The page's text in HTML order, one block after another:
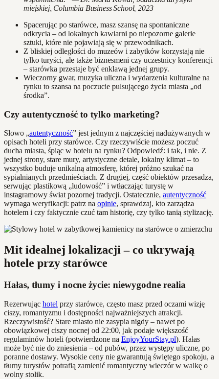
miejskiej, Columbia Business School, 2023
Spacerując po starówce, masz szansę na spontaniczne
odkrycia – od lokalnych kawiarni po niepozorne galerie
sztuki, które nie pojawiają się w przewodnikach.
Z bliskiej odległości do muzeów i zabytków korzystają nie
tylko turyści, ale także biznesmeni czy uczestnicy konferencji
– starówka przestaje być enklawą jednej grupy.
Wieczorny gwar, muzyka uliczna i wydarzenia kulturalne na
rynku to szansa na poczucie pulsującego życia miasta „od
środka”.
Czy autentyczność to tylko marketing?
Słowo „autentyczność” jest jednym z najczęściej nadużywanych w
opisach hoteli przy starówce. Czy rzeczywiście możesz poczuć
ducha miasta, śpiąc w hotelu na rynku? Odpowiedź: i tak, i nie. Z
jednej strony, stare mury, artystyczne detale, lokalny klimat – to
wszystko buduje unikalną atmosferę, której próżno szukać na
sypialnianych przedmieściach. Z drugiej, część obiektów przesadza,
serwując plastikową „ludowość” i wtłaczając turystę w
instagramowy świat pozornej tradycji. Ostatecznie, autentyczność
wymaga weryfikacji: patrz na opinie, sprawdzaj, kto zarządza
hotelem i czy faktycznie czuć tam historię, czy tylko tanią stylizację.
Mit idealnej lokalizacji – co ukrywają
hotele przy starówce
Hałas, tłumy i nocne życie: niewygodne realia
Rezerwując hotel przy starówce, często masz przed oczami wizję
ciszy, romantyzmu i dostępności najważniejszych atrakcji.
Rzeczywistość? Stare miasto nie zasypia nigdy – nawet po
obowiązkowej ciszy nocnej od 22:00, jak podaje większość
regulaminów hoteli (potwierdzone na EnjoyYourStay.pl). Hałas
może być nie do zniesienia – od pubów, przez występy uliczne, po
poranne dostawy. Wysokie ceny nie gwarantują świętego spokoju, a
tłumy turystów potrafią zamienić romantyczny wieczór w walkę o
wolny stolik.